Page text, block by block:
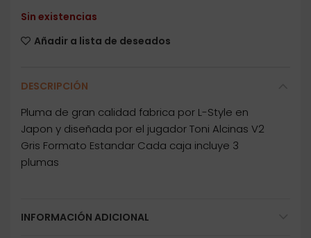
Sin existencias
Añadir a lista de deseados
DESCRIPCIÓN
Pluma de gran calidad fabrica por L-Style en
Japon y diseñada por el jugador Toni Alcinas V2
Gris Formato Estandar Cada caja incluye 3
plumas
INFORMACIÓN ADICIONAL